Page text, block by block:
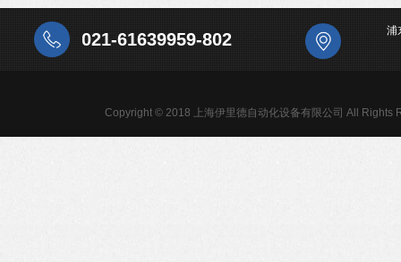
021-61639959-802 浦
Copyright © 2018 上海伊里德自动化设备有限公司 All Rights